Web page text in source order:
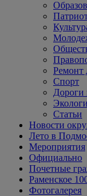
Ремонт
Спорт
Дороги
Статьи
Новости
Лето в
Мероприятия
Официально
Почетные
Раменское
Фотогалерея